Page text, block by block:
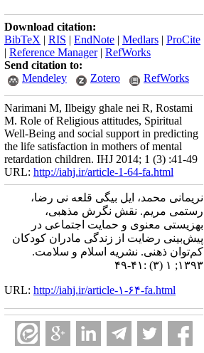
Download citation:
BibTeX | RIS | EndNote | Medlars | ProCite
| Reference Manager| RefWorks
Send citation to:
Mendeley
Zotero RefWorks
Narimani M, Ilbeigy ghale nei R, Rostami
M. Role of Religious attitudes, Spiritual
Well-Being and social support in predicting
the life satisfaction in mothers of mental
retardation children. IHJ 2014; 1 (3) :41-49
URL: http://iahj.ir/article-1-64-fa.html
نریمانی محمد، ایل بیگی قلعه نی رضا،
رستمی مریم. نقش نگرش مذهبی،
بهزیستی معنوی و حمایت اجتماعی در
پیش‌بینی رضایت از زندگی مادران کودکان
کم‌توان ذهنی. نشریه اسلام و سلامت.
۱۳۹۳; ۱ (۳) :۴۱-۴۹
URL: http://iahj.ir/article-۱-۶۴-fa.html